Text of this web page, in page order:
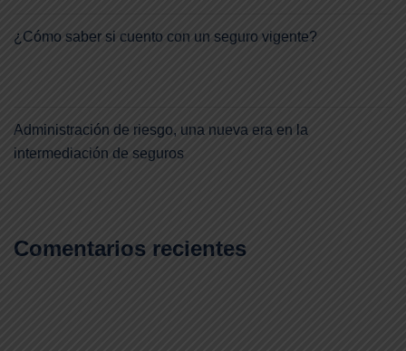
¿Cómo saber si cuento con un seguro vigente?
Administración de riesgo, una nueva era en la
intermediación de seguros
Comentarios recientes